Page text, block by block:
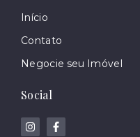
Início
Contato
Negocie seu Imóvel
Social